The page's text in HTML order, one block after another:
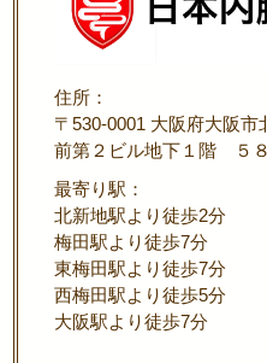
住所：
〒530-0001 大阪府大阪
前第２ビル地下１階 ５
最寄り駅：
北新地駅より徒歩2分
梅田駅より徒歩7分
東梅田駅より徒歩7分
西梅田駅より徒歩5分
大阪駅より徒歩7分